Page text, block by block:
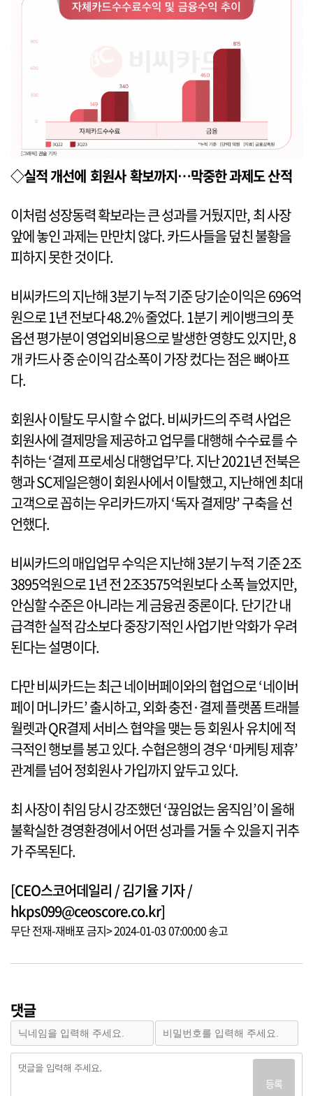
◇실적 개선에 회원사 확보까지…막중한 과제도 산적
이처럼 성장동력 확보라는 큰 성과를 거뒀지만, 최 사장
앞에 놓인 과제는 만만치 않다. 카드사들을 덮친 불황을
피하지 못한 것이다.
비씨카드의 지난해 3분기 누적 기준 당기순이익은 696억
원으로 1년 전보다 48.2% 줄었다. 1분기 케이뱅크의 풋
옵션 평가분이 영업외비용으로 발생한 영향도 있지만, 8
개 카드사 중 순이익 감소폭이 가장 컸다는 점은 뼈아프
다.
회원사 이탈도 무시할 수 없다. 비씨카드의 주력 사업은
회원사에 결제망을 제공하고 업무를 대행해 수수료를 수
취하는 ‘결제 프로세싱 대행업무’다. 지난 2021년 전북은
행과 SC제일은행이 회원사에서 이탈했고, 지난해엔 최대
고객으로 꼽히는 우리카드까지 ‘독자 결제망’ 구축을 선
언했다.
비씨카드의 매입업무 수익은 지난해 3분기 누적 기준 2조
3895억원으로 1년 전 2조3575억원보다 소폭 늘었지만,
안심할 수준은 아니라는 게 금융권 중론이다. 단기간 내
급격한 실적 감소보다 중장기적인 사업기반 악화가 우려
된다는 설명이다.
다만 비씨카드는 최근 네이버페이와의 협업으로 ‘네이버
페이 머니카드’ 출시하고, 외화 충전·결제 플랫폼 트래블
월렛과 QR결제 서비스 협약을 맺는 등 회원사 유치에 적
극적인 행보를 봉고 있다. 수협은행의 경우 ‘마케팅 제휴’
관계를 넘어 정회원사 가입까지 앞두고 있다.
최 사장이 취임 당시 강조했던 ‘끊임없는 움직임’이 올해
불확실한 경영환경에서 어떤 성과를 거둘 수 있을지 귀추
가 주목된다.
[CEO스코어데일리 / 김기율 기자 /
hkps099@ceoscore.co.kr]
무단 전재-재배포 금지> 2024-01-03 07:00:00 송고
댓글
등록